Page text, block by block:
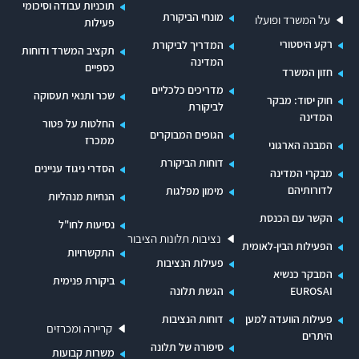
התלונות בדוח המיוחד מחולקות לשני נושאים:
האחד - קשיים של תושבים שניזוקו ישירות מירי הטילים.
תלונותיהם המובאות בדוח משקפות את הקשיים שחוו התושבים
שפונו למלונות ולבתי הארחה ואת הקשיים הכרוכים בהליכי
תביעת הפיצויים בעקבות הנזקים שנגרמו להם.
השני - התמודדות הציבור הרחב עם אתגרים שונים במהלך מבצע
עם כלביא. בדוח מוצגות דוגמאות
לתלונות הממחישות את האתגרים שהציבור היה צריך להתמודד
עימם בעת המבצע, ובהם פערים במיגון, לצד אתגרים בתחומי
הבריאות, התעסוקה והנגישות לשירותים ציבוריים.
בעת כזו ראוי היה שיינתן שירות מיטבי לאוכלוסיות שנפגעו, כדי
להקל עליהן ככל האפשר. הפער המשמעותי שעלה מהסיורים
שהתקיימו ומהטיפול בתלונות שהתקבלו הוא היעדר גורם מתכלל
שינהל את כלל פעולותיהם של מוסדות השלטון בנוגע לטיפול
ושרי ממשלת ישראל יפעלו להפקת לקחים בכל הנוגע לטיפול
בנפגעי מבצע עם כלביא, לשם הסדרת הטיפול באזרחי מדינת
על המשרד ופועלו
רקע היסטורי
חזון המשרד
חוק יסוד: מבקר
המדינה
המבנה הארגוני
מבקרי המדינה
לדורותיהם
הקשר עם הכנסת
הפעילות הבין-לאומית
המבקר כנשיא
EUROSAI
פעילות הוועדה למען
היתרים
מונחי הביקורת
המדריך לביקורת
המדינה
מדריכים כלכליים
לביקורת
הגופים המבוקרים
דוחות הביקורת
מימון מפלגות
נציבות תלונות הציבור
פעילות הנציבות
הגשת תלונה
דוחות הנציבות
סיפורה של תלונה
תוכניות עבודה וסיכומי
פעילות
תקציב המשרד ודוחות
כספיים
שכר ותנאי תעסוקה
החלטות על פטור
ממכרז
הסדרי ניגוד עניינים
הנחיות מנהליות
נסיעות לחו"ל
התקשרויות
ביקורת פנימית
קריירה ומכרזים
משרות קבועות